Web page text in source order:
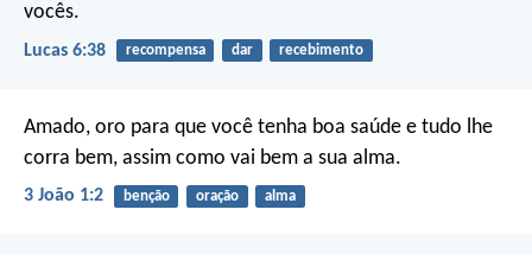
vocês.
Lucas 6:38 recompensa dar recebimento
Amado, oro para que você tenha boa saúde e tudo lhe
corra bem, assim como vai bem a sua alma.
3 João 1:2 benção oração alma